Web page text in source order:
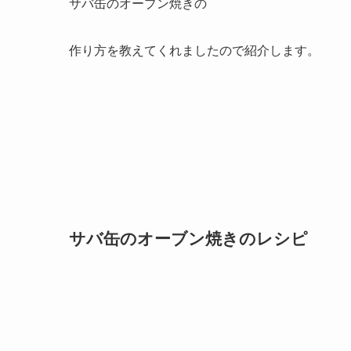
サバ缶のオーブン焼きの
作り方を教えてくれましたので紹介します。
サバ缶のオーブン焼きのレシピ